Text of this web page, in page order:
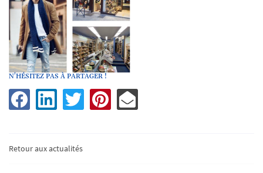
N'HÉSITEZ PAS À PARTAGER !
Retour aux actualités